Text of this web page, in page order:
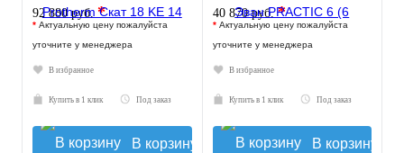
92 880 руб. *
* Актуальную цену пожалуйста
уточните у менеджера
В избранное
Купить в 1 клик Под заказ
В корзину
40 870 руб.*
* Актуальную цену пожалуйста
уточните у менеджера
В избранное
Купить в 1 клик Под заказ
В корзину